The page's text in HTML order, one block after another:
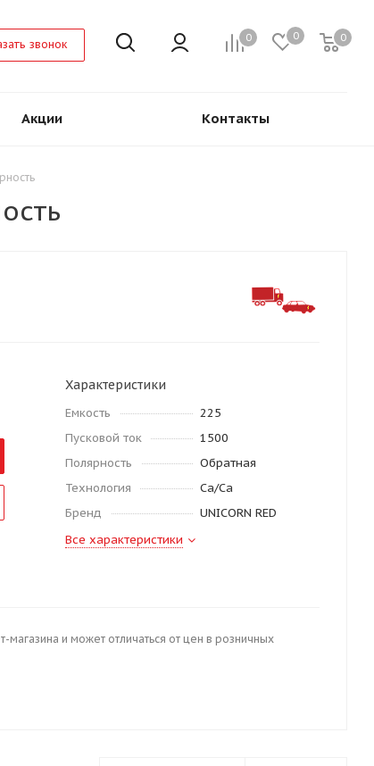
0 0 0
звонок
Акции Контакты
Характеристики
Емкость
225
Пусковой ток
1500
Полярность
Обратная
Технология
Ca/Ca
Бренд
UNICORN RED
Все характеристики
магазина и может отличаться от цен в розничных